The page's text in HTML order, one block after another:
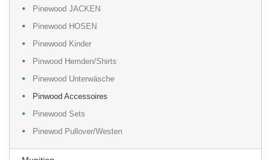
Pinewood JACKEN
Pinewood HOSEN
Pinewood Kinder
Pinwood Hemden/Shirts
Pinewood Unterwäsche
Pinwood Accessoires
Pinewood Sets
Pinewod Pullover/Westen